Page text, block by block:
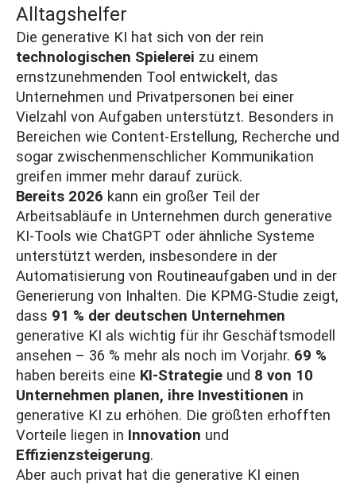
Alltagshelfer
Die generative KI hat sich von der rein
technologischen Spielerei zu einem
ernstzunehmenden Tool entwickelt, das
Unternehmen und Privatpersonen bei einer
Vielzahl von Aufgaben unterstützt. Besonders in
Bereichen wie Content-Erstellung, Recherche und
sogar zwischenmenschlicher Kommunikation
greifen immer mehr darauf zurück.
Bereits 2026 kann ein großer Teil der
Arbeitsabläufe in Unternehmen durch generative
KI-Tools wie ChatGPT oder ähnliche Systeme
unterstützt werden, insbesondere in der
Automatisierung von Routineaufgaben und in der
Generierung von Inhalten. Die KPMG-Studie zeigt,
dass 91 % der deutschen Unternehmen
generative KI als wichtig für ihr Geschäftsmodell
ansehen – 36 % mehr als noch im Vorjahr. 69 %
haben bereits eine KI-Strategie und 8 von 10
Unternehmen planen, ihre Investitionen in
generative KI zu erhöhen. Die größten erhofften
Vorteile liegen in Innovation und
Effizienzsteigerung.
Aber auch privat hat die generative KI einen